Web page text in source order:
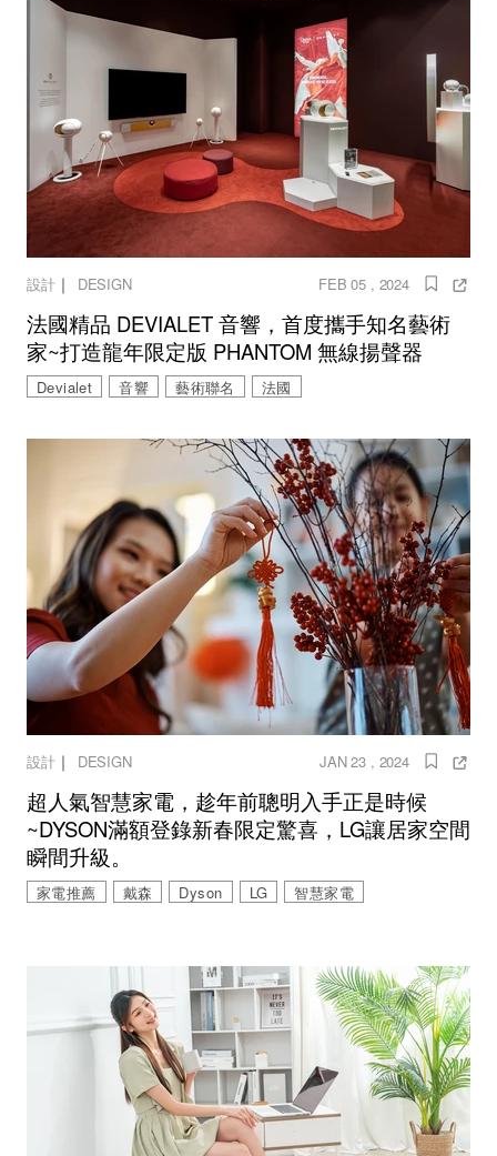
設計｜ DESIGN FEB 05 , 2024
法國精品 DEVIALET 音響，首度攜手知名藝術
家~打造龍年限定版 PHANTOM 無線揚聲器
Devialet 音響 藝術聯名 法國
設計｜ DESIGN JAN 23 , 2024
超人氣智慧家電，趁年前聰明入手正是時候
~DYSON滿額登錄新春限定驚喜，LG讓居家空間
瞬間升級。
家電推薦 戴森 Dyson LG 智慧家電